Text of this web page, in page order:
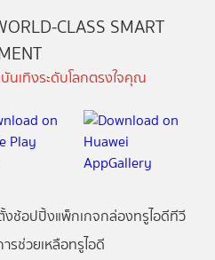
CLASS SMART
นเทิงระดับโลกตรงใจคุณ
งช้อปปิ้งแพ็กเกจกล่องทรูไอดีทีวี
รช่วยเหลือทรูไอดี